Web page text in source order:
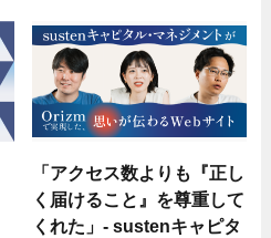
「アクセス数よりも『正し
く届けること』を尊重して
くれた」- sustenキャピタ